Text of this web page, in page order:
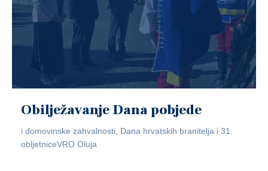
Obilježavanje Dana pobjede
i domovinske zahvalnosti, Dana hrvatskih branitelja i 31.
obljetniceVRO Oluja